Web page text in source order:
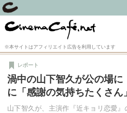
※本サイトはアフィリエイト広告を利用しています
渦中の山下智久が公の場
に「感謝の気持ちたくさん」
山下智久が、主演作『近キョリ恋愛
レポート